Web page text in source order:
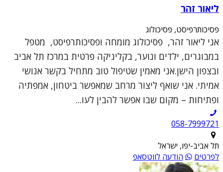
ליאור זהר
פסיכותרפיסט, פסיכולוג
אני ליאור זהר, פסיכולוג מומחה ופסיכותרפיסט, מטפל
במבוגרים, ילדים ונוער, בקליניקה פרטית במרכז תל אביב
ובצפון הישן.אני מאמין שטיפול טוב מתחיל בקשר אנושי
אמיתי. אני שואף ליצור מרחב שמאפשר ביטחון, אמפתיה
ופתיחות – מקום שבו אפשר להבין לעו...
תל אביב-יפו, ישראל
לפרטים
הודעה לווטסאפ